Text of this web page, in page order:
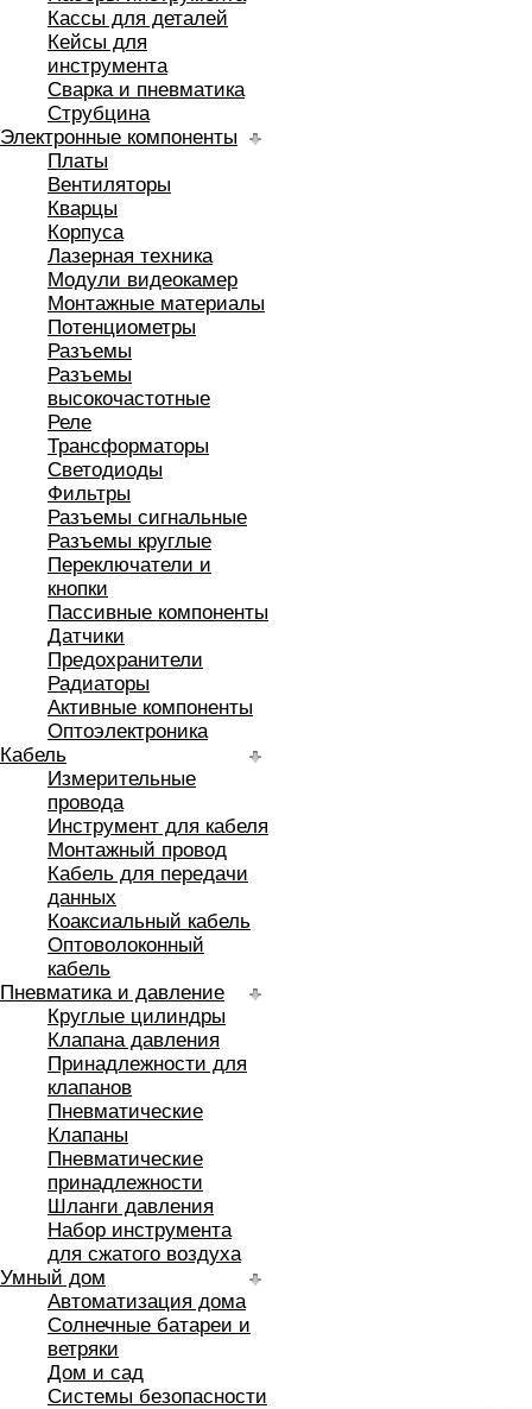
Кассы для деталей
Кейсы для
инструмента
Сварка и пневматика
Струбцина
Электронные компоненты
Платы
Вентиляторы
Кварцы
Корпуса
Лазерная техника
Модули видеокамер
Монтажные материалы
Потенциометры
Разъемы
Разъемы
высокочастотные
Реле
Трансформаторы
Светодиоды
Фильтры
Разъемы сигнальные
Разъемы круглые
Переключатели и
кнопки
Пассивные компоненты
Датчики
Предохранители
Радиаторы
Активные компоненты
Оптоэлектроника
Кабель
Измерительные
провода
Инструмент для кабеля
Монтажный провод
Кабель для передачи
данных
Коаксиальный кабель
Оптоволоконный
кабель
Пневматика и давление
Круглые цилиндры
Клапана давления
Принадлежности для
клапанов
Пневматические
Клапаны
Пневматические
принадлежности
Шланги давления
Набор инструмента
для сжатого воздуха
Умный дом
Автоматизация дома
Солнечные батареи и
ветряки
Дом и сад
Системы безопасности